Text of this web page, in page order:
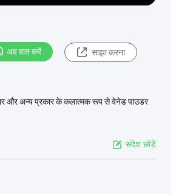
अब बात करें साझा करना
और अन्य प्रकार के कलात्मक रूप से वेनेड पाउडर
संदेश छोड़ें